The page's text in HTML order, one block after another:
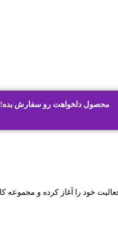
محصول دلخواهت رو سفارش بده!